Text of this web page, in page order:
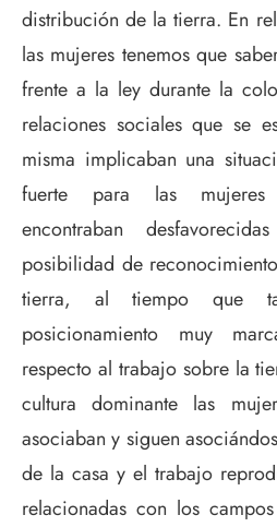
distribución de la tierra. En
las mujeres tenemos que
frente a la ley durante la
relaciones sociales que se
misma implicaban una
fuerte para las mujeres
encontraban
posibilidad de
tierra, al tiempo que
posicionamiento muy
respecto al trabajo sobre la
cultura dominante las
asociaban y siguen
de la casa y el trabajo
relacionadas con los